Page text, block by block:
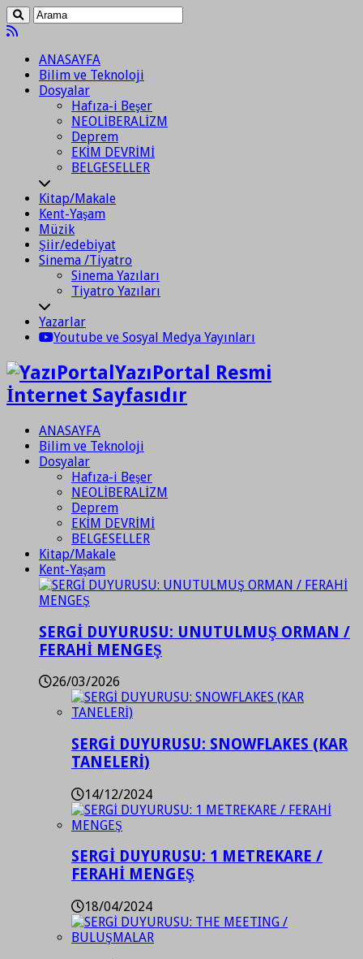
ANASAYFA
Bilim ve Teknoloji
Dosyalar
Hafıza-i Beşer
NEOLİBERALİZM
Deprem
EKİM DEVRİMİ
BELGESELLER
Kitap/Makale
Kent-Yaşam
Müzik
Şiir/edebiyat
Sinema /Tiyatro
Sinema Yazıları
Tiyatro Yazıları
Yazarlar
Youtube ve Sosyal Medya Yayınları
YazıPortal Resmi
İnternet Sayfasıdır
ANASAYFA
Bilim ve Teknoloji
Dosyalar
Hafıza-i Beşer
NEOLİBERALİZM
Deprem
EKİM DEVRİMİ
BELGESELLER
Kitap/Makale
Kent-Yaşam
SERGİ DUYURUSU: UNUTULMUŞ ORMAN /
FERAHİ MENGEŞ
26/03/2026
SERGİ DUYURUSU: SNOWFLAKES (KAR
TANELERİ)
14/12/2024
SERGİ DUYURUSU: 1 METREKARE /
FERAHİ MENGEŞ
18/04/2024